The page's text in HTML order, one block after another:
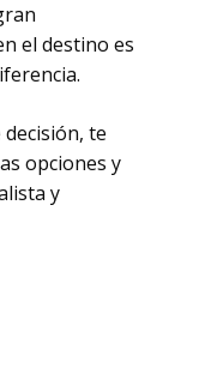
el destino es
te
opciones y
y